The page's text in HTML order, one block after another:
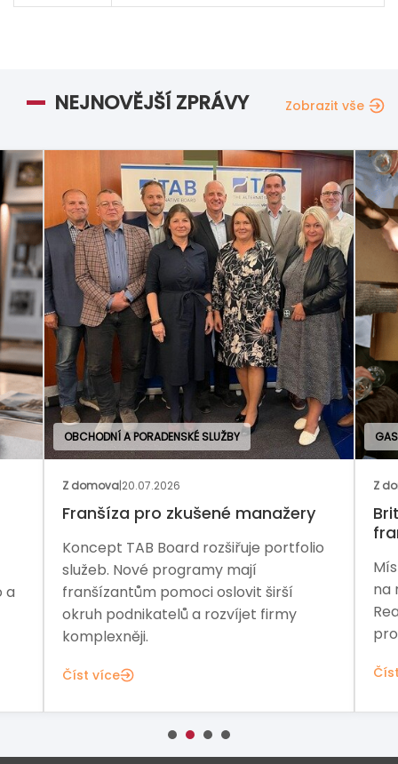
NEJNOVĚJŠÍ ZPRÁVY Zobrazit vše
SLUŽBY
manažery
rozšiřuje portfolio
mají
oslovit širší
rozvíjet firmy
GASTRONOMIE
Britská pizzerie hledá
Místo masového delivery
na ruční výrobu a pece na
Real Pizza Company nabízí
pro budování značky na